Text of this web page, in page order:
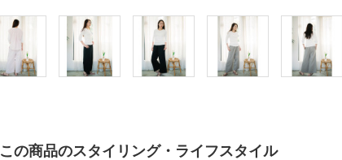
この商品のスタイリング・ライフスタイル